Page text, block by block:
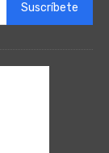
Suscríbete